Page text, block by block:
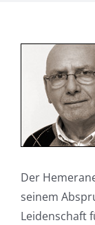
Der
seinem
Leidenschaft